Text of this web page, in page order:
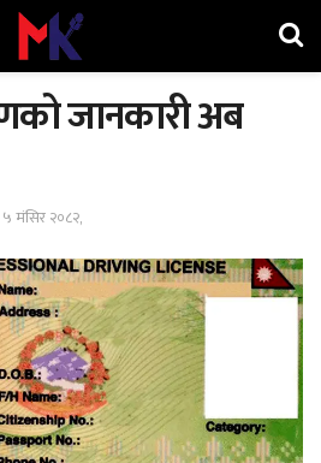
जानकारी अब
५ मंसिर २०८२,